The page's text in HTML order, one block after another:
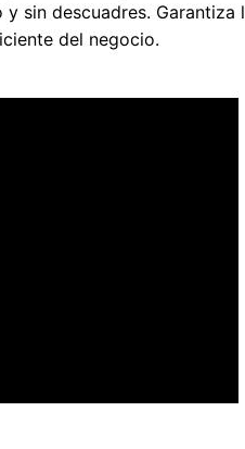
sin descuadres.
del negocio.